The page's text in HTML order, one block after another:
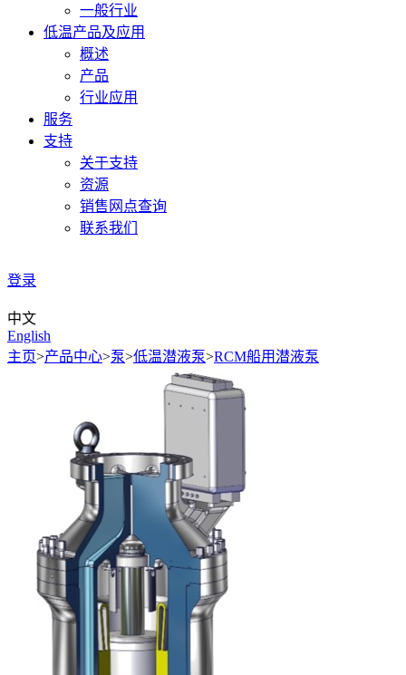
一般行业
低温产品及应用
概述
产品
行业应用
服务
支持
关于支持
资源
销售网点查询
联系我们
登录
中文
English
主页>产品中心>泵>低温潜液泵>RCM船用潜液泵